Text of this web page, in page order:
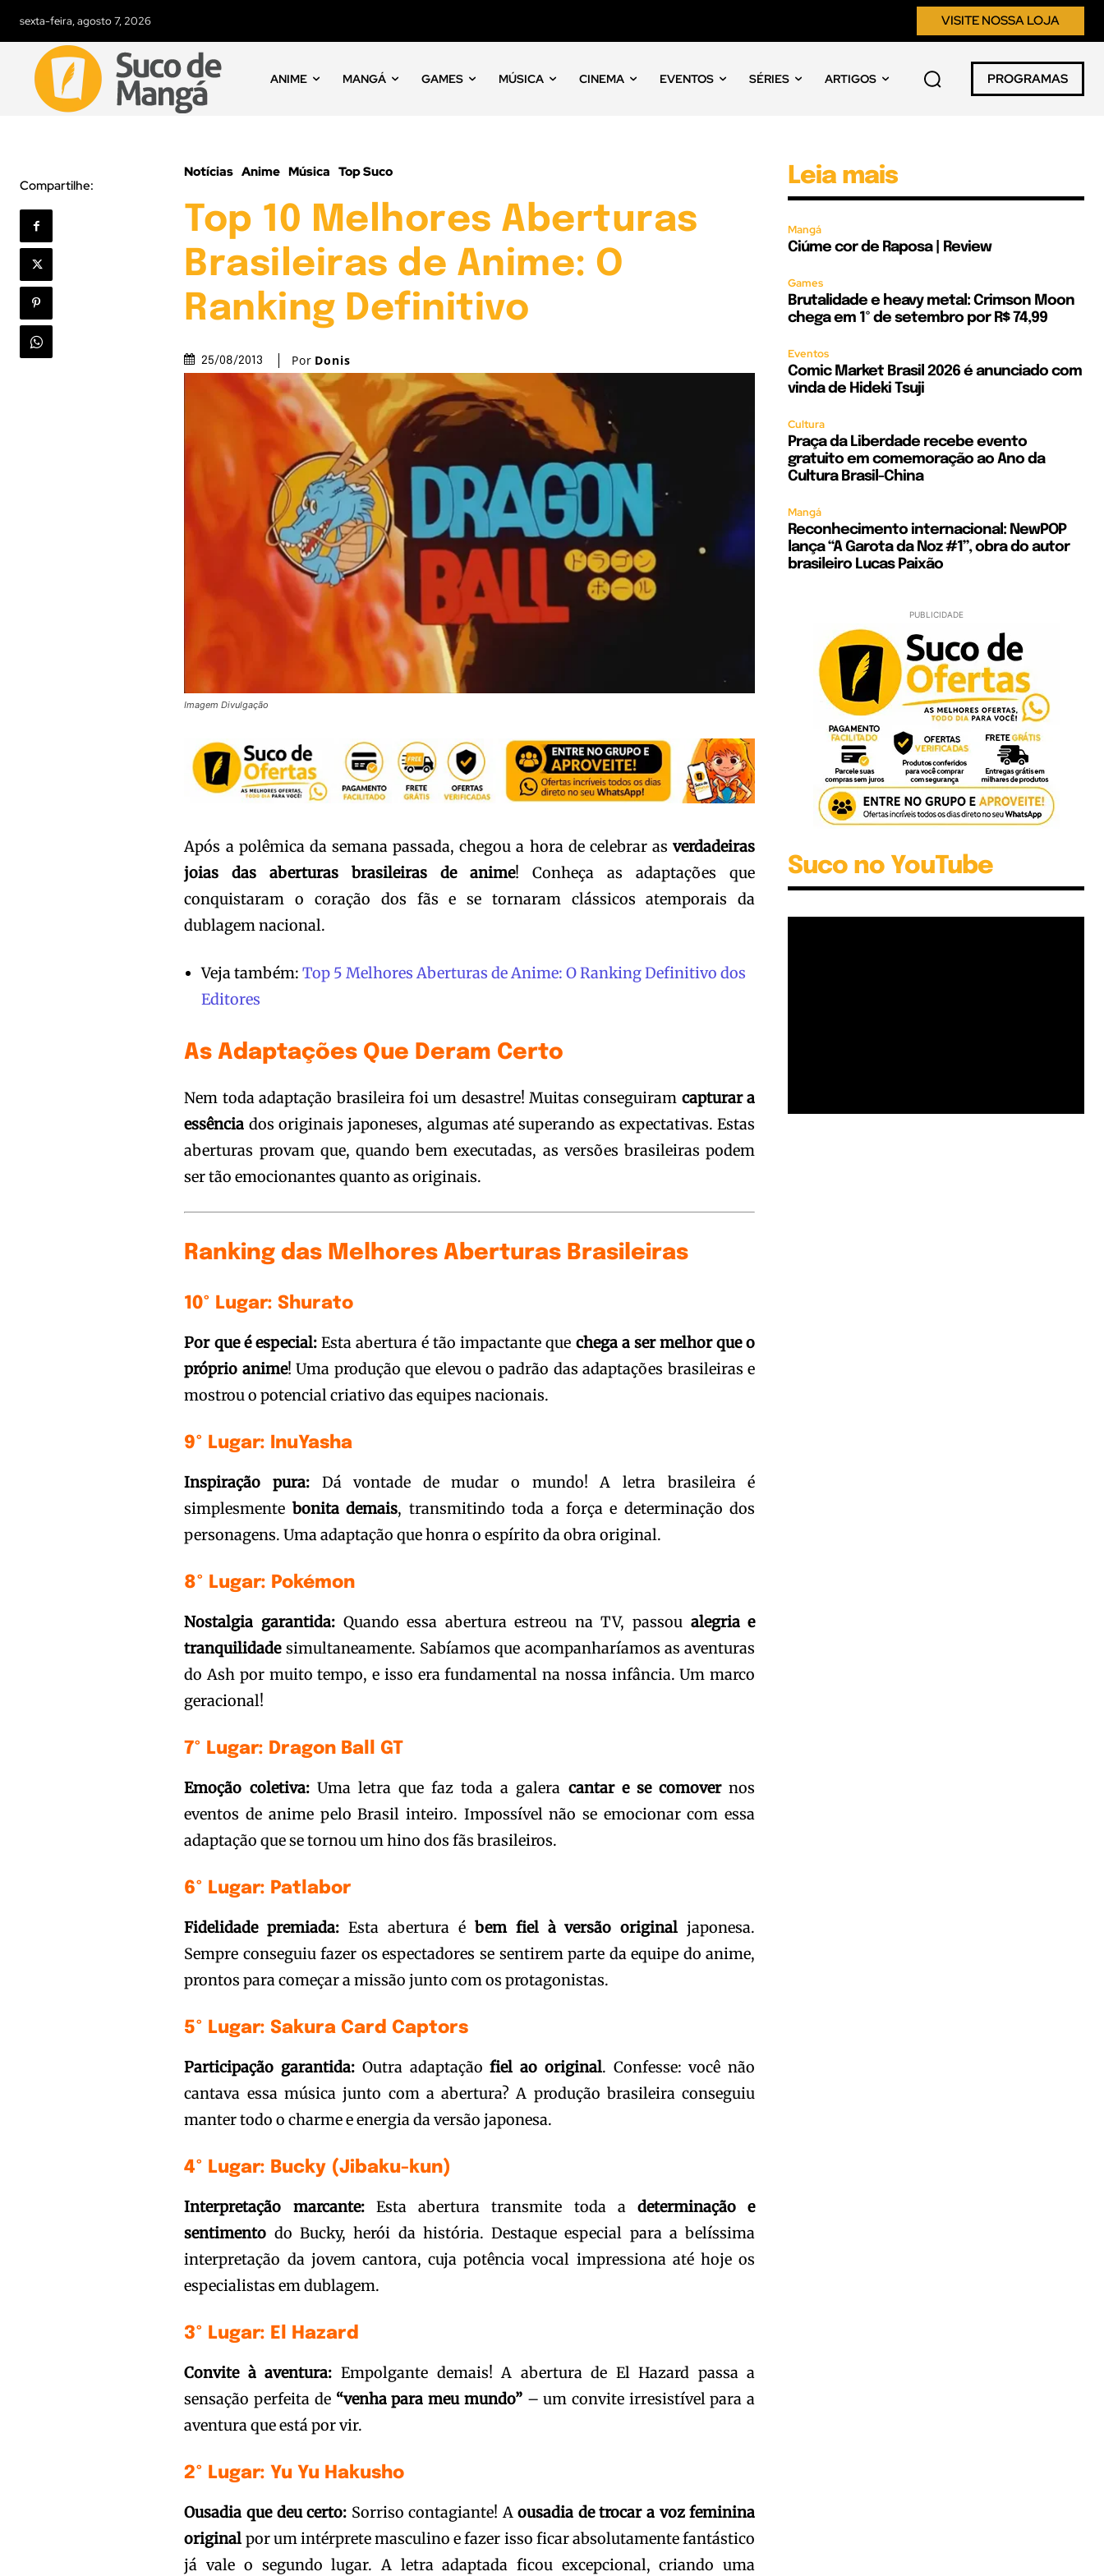
sexta-feira, agosto 7, 2026 VISITE NOSSA LOJA
ANIME MANGÁ GAMES MÚSICA CINEMA EVENTOS SÉRIES ARTIGOS PROGRAMAS
Compartilhe:
Notícias Anime Música Top Suco
Top 10 Melhores Aberturas
Brasileiras de Anime: O
Ranking Definitivo
25/08/2013 Por Donis
Imagem Divulgação
Após a polêmica da semana passada, chegou a hora de celebrar asverdadeiras
joias das aberturas brasileiras de anime! Conheça as adaptações que
conquistaram o coração dos fãs e se tornaram clássicos atemporais da
dublagem nacional.
Veja também:Top 5 Melhores Aberturas de Anime: O Ranking Definitivo dos
Editores
As Adaptações Que Deram Certo
Nem toda adaptação brasileira foi um desastre! Muitas conseguiram capturar a
essência dos originais japoneses, algumas até superando as expectativas. Estas
aberturas provam que, quando bem executadas, as versões brasileiras podem
ser tão emocionantes quanto as originais.
Ranking das Melhores Aberturas Brasileiras
10º Lugar: Shurato
Por que é especial:Esta abertura é tão impactante que chega a ser melhor que o
próprio anime! Uma produção que elevou o padrão das adaptações brasileiras e
mostrou o potencial criativo das equipes nacionais.
9º Lugar: InuYasha
Inspiração pura: Dá vontade de mudar o mundo! A letra brasileira é
simplesmente bonita demais, transmitindo toda a força e determinação dos
personagens. Uma adaptação que honra o espírito da obra original.
8º Lugar: Pokémon
Nostalgia garantida:Quando essa abertura estreou na TV, passou alegria e
tranquilidadesimultaneamente. Sabíamos que acompanharíamos as aventuras
do Ash por muito tempo, e isso era fundamental na nossa infância. Um marco
geracional!
7º Lugar: Dragon Ball GT
Emoção coletiva:Uma letra que faz toda a galera cantar e se comovernos
eventos de anime pelo Brasil inteiro. Impossível não se emocionar com essa
adaptação que se tornou um hino dos fãs brasileiros.
6º Lugar: Patlabor
Fidelidade premiada: Esta abertura é bem fiel à versão original japonesa.
Sempre conseguiu fazer os espectadores se sentirem parte da equipe do anime,
prontos para começar a missão junto com os protagonistas.
5º Lugar: Sakura Card Captors
Participação garantida: Outra adaptaçãofiel ao original. Confesse: você não
cantava essa música junto com a abertura? A produção brasileira conseguiu
manter todo o charme e energia da versão japonesa.
4º Lugar: Bucky (Jibaku-kun)
Interpretação marcante:Esta abertura transmite toda a determinação e
sentimento do Bucky, herói da história. Destaque especial para a belíssima
interpretação da jovem cantora, cuja potência vocal impressiona até hoje os
especialistas em dublagem.
3º Lugar: El Hazard
Convite à aventura: Empolgante demais! A abertura de El Hazard passa a
sensação perfeita de “venha para meu mundo”– um convite irresistível para a
aventura que está por vir.
2º Lugar: Yu Yu Hakusho
Ousadia que deu certo: Sorriso contagiante! Aousadia de trocar a voz feminina
original por um intérprete masculino e fazer isso ficar absolutamente fantástico
já vale o segundo lugar. A letra adaptada ficou excepcional, criando uma
Leia mais
Mangá
Ciúme cor de Raposa | Review
Games
Brutalidade e heavy metal: Crimson Moon
chega em 1º de setembro por R$ 74,99
Eventos
Comic Market Brasil 2026 é anunciado com
vinda de Hideki Tsuji
Cultura
Praça da Liberdade recebe evento
gratuito em comemoração ao Ano da
Cultura Brasil-China
Mangá
Reconhecimento internacional: NewPOP
lança “A Garota da Noz #1”, obra do autor
brasileiro Lucas Paixão
PUBLICIDADE
Suco no YouTube